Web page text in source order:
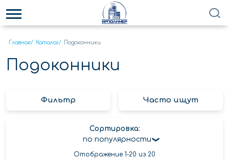
Главная/ Каталог/ Подоконники
Подоконники
Фильтр Часто ищут
Сортировка:
по популярности
Отображение 1-20 из 20